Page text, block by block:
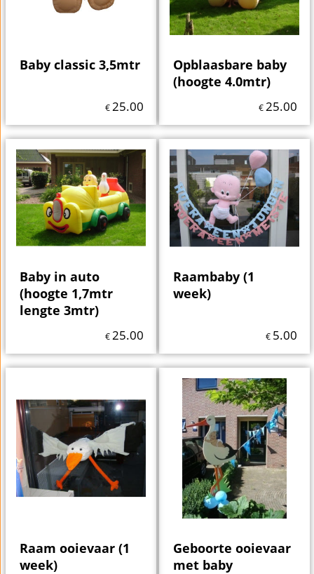
Baby classic 3,5mtr
€ 25.00
Opblaasbare baby
(hoogte 4.0mtr)
€ 25.00
Baby in auto
(hoogte 1,7mtr
lengte 3mtr)
€ 25.00
Raambaby (1
week)
€ 5.00
Raam ooievaar (1
week)
Geboorte ooievaar
met baby